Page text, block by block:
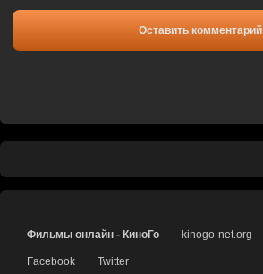
Оставить комментарий
Фильмы онлайн - КиноГо kinogo-net.org
Facebook Twitter